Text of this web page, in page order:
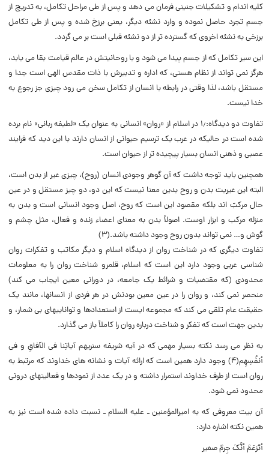
کلیه اندام و تشکیلات جنینی فرمان می دهد و پس از طی مراحل تکامل، به تدریج از
جسم تجرد حاصل نموده و وارد نشئه دیگر، یعنی برزخ شده و پس از طی تکامل
برزخی به نشئه اخروی که گسترده تر از دو نشئه قبلی است بر می گردد.
این سیر تکامل که از جسم پیدا می شود و با روحانیتش در عالم قیامت بقا می یابد،
هرگز نمی تواند از نظام هستی، که اداره و تدبیرش با ذات مقدس الهی است جدا و
مستقل باشد، لذا وقتی در رابطه با انسان از تکامل سخن می رود چیزی جز رجوع به
خدا نیست.
تفاوت دو دیدگاه:۱٫ در اسلام از «روان» انسانی به عنوان یک «لطیفه ربانی» نام برده
شده است در حالیکه در غرب یک ترسیم حیوانی از انسان دارند با این دید که فرایند
عصبی و ذهنی انسان بسیار پیچیده تر از حیوان است.
همچنین باید توجه داشت که آن گوهر وجودی انسان (روح)، چیزی غیر از بدن است،
البته این غیریت بدن و روح بدین معنا نیست که این دو، دو چیز مستقل و در عین
حال مرکبّ اند بلکه مقصود این است که روح، اصل وجود انسانی است و بدن به
منزله مرکب و ابزار اوست. اصولاً بدن به معنای اعضاء زنده و فعال، مثل چشم و
گوش و… نمی تواند بدون روح وجود داشته باشد.(۳)
تفاوت دیگری که در شناخت روان از دیدگاه اسلام و دیگر مکاتب و تفکرات روان
شناسی غربی وجود دارد این است که اسلام، قلمرو شناخت روان را به معلومات
محدودی (که مقتضیات و شرائط یک جامعه، در دورانی معین ایجاب می کند)
منحصر نمی کند، و روان را در عین معین بودنش در هر فردی از انسانها، مانند یک
حقیقت عام تلقی می کند که مجموعه ایست از استعدادها و تواناییهای بی شمار، و
بدین جهت است که تفکر و شناخت درباره روان را کاملاً باز می گذارد.
به نظر می رسد نکته بسیار مهمی که در آیه شریفه سنریهم آیاتِنا فی الآفاقِ و فی
أنفُسِهِم(۴) وجود دارد همین است که ارائه آیات و نشانه های خداوند که مرتبط به
روان است از طرف خداوند استمرار داشته و در یک عدد از نمودها و فعالیتهای درونی
محدود نمی شود.
آن بیت معروفی که به امیرالمؤمنین ـ علیه السلام ـ نسبت داده شده است نیز به
همین نکته اشاره دارد:
أتَزعَمُ أنَّکَ جِرمٌ صغیر